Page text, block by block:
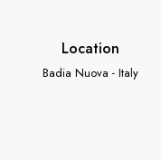
Location
Badia Nuova - Italy